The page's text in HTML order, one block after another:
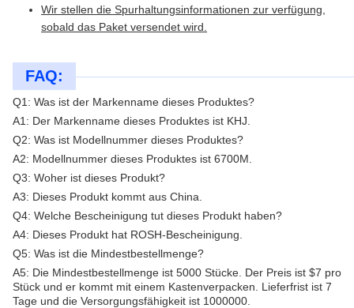
Wir stellen die Spurhaltungsinformationen zur verfügung,
sobald das Paket versendet wird.
FAQ:
Q1: Was ist der Markenname dieses Produktes?
A1: Der Markenname dieses Produktes ist KHJ.
Q2: Was ist Modellnummer dieses Produktes?
A2: Modellnummer dieses Produktes ist 6700M.
Q3: Woher ist dieses Produkt?
A3: Dieses Produkt kommt aus China.
Q4: Welche Bescheinigung tut dieses Produkt haben?
A4: Dieses Produkt hat ROSH-Bescheinigung.
Q5: Was ist die Mindestbestellmenge?
A5: Die Mindestbestellmenge ist 5000 Stücke. Der Preis ist $7 pro
Stück und er kommt mit einem Kastenverpacken. Lieferfrist ist 7
Tage und die Versorgungsfähigkeit ist 1000000.